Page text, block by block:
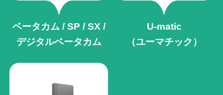
ベータカム / SP / SX /
デジタルベータカム
U-matic
（ユーマチック）